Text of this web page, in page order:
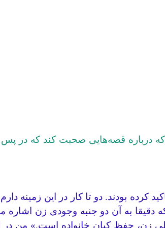
که درباره قصه‌هایی صحبت کند که در
کرده بودند. دو تا کار در این زمینه
دقیقا به آن دو جنبه‌ وجودی زن
زن، حفظ کیان خانواده است.» من در